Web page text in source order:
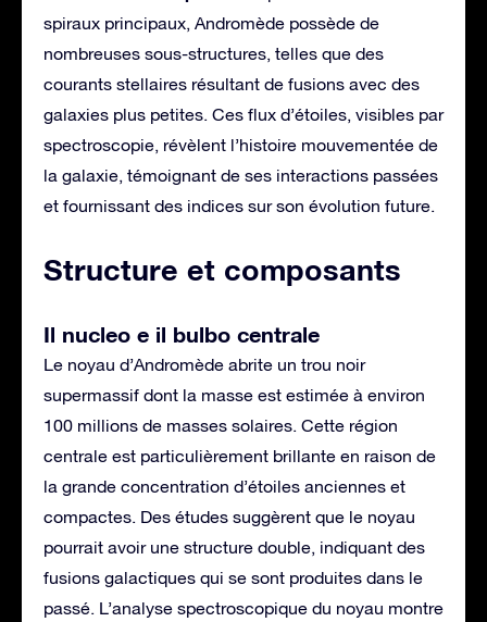
spiraux principaux, Andromède possède de
nombreuses sous-structures, telles que des
courants stellaires résultant de fusions avec des
galaxies plus petites. Ces flux d’étoiles, visibles par
spectroscopie, révèlent l’histoire mouvementée de
la galaxie, témoignant de ses interactions passées
et fournissant des indices sur son évolution future.
Structure et composants
Il nucleo e il bulbo centrale
Le noyau d’Andromède abrite un trou noir
supermassif dont la masse est estimée à environ
100 millions de masses solaires. Cette région
centrale est particulièrement brillante en raison de
la grande concentration d’étoiles anciennes et
compactes. Des études suggèrent que le noyau
pourrait avoir une structure double, indiquant des
fusions galactiques qui se sont produites dans le
passé. L’analyse spectroscopique du noyau montre